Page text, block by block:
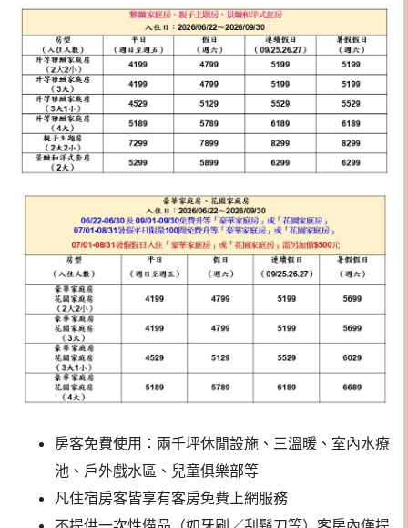
房客免費使用：兩千坪休閒設施、三溫暖、室內水療
池、戶外戲水區、兒童俱樂部等
凡住宿房客皆享有客房免費上網服務